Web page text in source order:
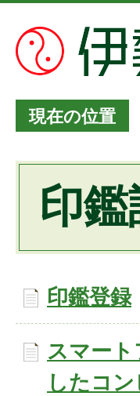
現在の位置
印
印鑑登録
スマート
したコ